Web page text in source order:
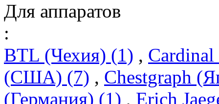
Для аппаратов
:
BTL (Чехия) (1) ,
(США) (7) , Chestgraph
(Германия) (1) , Erich